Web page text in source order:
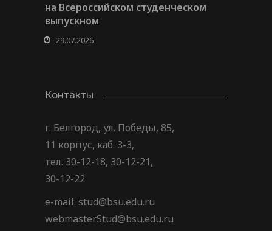
на Всероссийском студенческом
выпускном
29.07.2026
Контакты
г. Белгород, ул. Победы, 85,
11 корпус, каб. 3-3,
тел. 30-12-18, 30-12-21,
30-12-22
e-mail: stud@bsu.edu.ru
webmasterStud@bsu.edu.ru